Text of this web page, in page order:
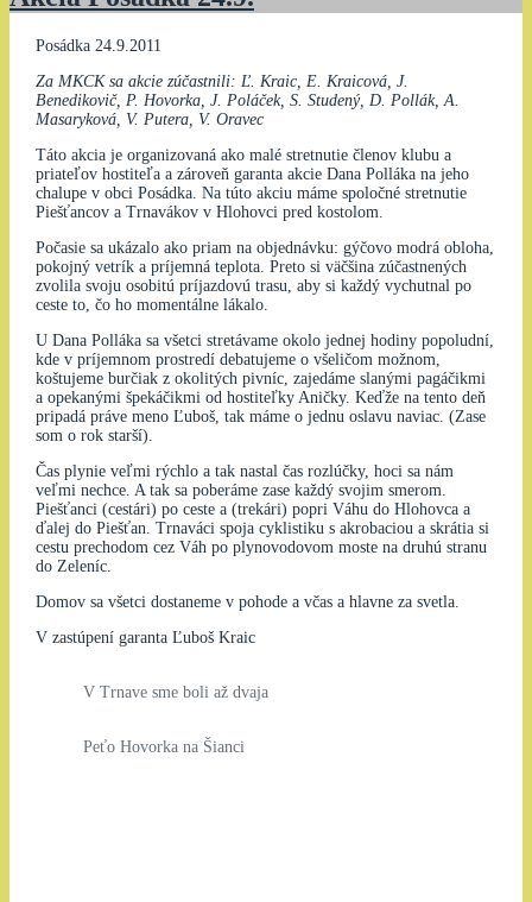
Posádka 24.9.2011
Za MKCK sa akcie zúčastnili: Ľ. Kraic, E. Kraicová, J.
Benedikovič, P. Hovorka, J. Poláček, S. Studený, D. Pollák, A.
Masaryková, V. Putera, V. Oravec
Táto akcia je organizovaná ako malé stretnutie členov klubu a
priateľov hostiteľa a zároveň garanta akcie Dana Polláka na jeho
chalupe v obci Posádka. Na túto akciu máme spoločné stretnutie
Piešťancov a Trnavákov v Hlohovci pred kostolom.
Počasie sa ukázalo ako priam na objednávku: gýčovo modrá obloha,
pokojný vetrík a príjemná teplota. Preto si väčšina zúčastnených
zvolila svoju osobitú príjazdovú trasu, aby si každý vychutnal po
ceste to, čo ho momentálne lákalo.
U Dana Polláka sa všetci stretávame okolo jednej hodiny popoludní,
kde v príjemnom prostredí debatujeme o všeličom možnom,
koštujeme burčiak z okolitých pivníc, zajedáme slanými pagáčikmi
a opekanými špekáčikmi od hostiteľky Aničky. Keďže na tento deň
pripadá práve meno Ľuboš, tak máme o jednu oslavu naviac. (Zase
som o rok starší).
Čas plynie veľmi rýchlo a tak nastal čas rozlúčky, hoci sa nám
veľmi nechce. A tak sa poberáme zase každý svojim smerom.
Piešťanci (cestári) po ceste a (trekári) popri Váhu do Hlohovca a
ďalej do Piešťan. Trnaváci spoja cyklistiku s akrobaciou a skrátia si
cestu prechodom cez Váh po plynovodovom moste na druhú stranu
do Zeleníc.
Domov sa všetci dostaneme v pohode a včas a hlavne za svetla.
V zastúpení garanta Ľuboš Kraic
V Trnave sme boli až dvaja
Peťo Hovorka na Šianci